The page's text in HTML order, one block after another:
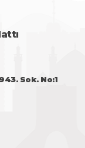
Sok. No:1